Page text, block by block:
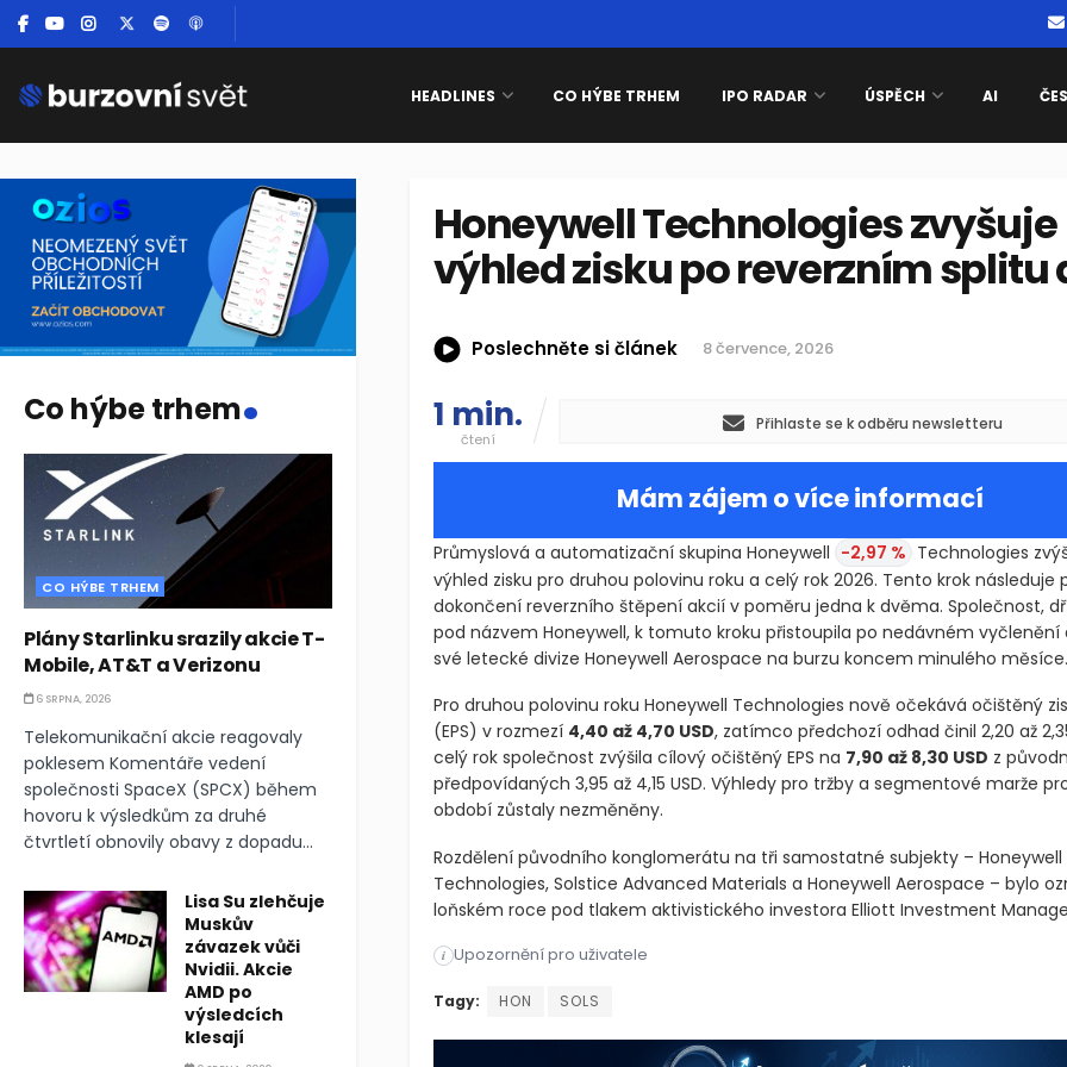
HEADLINES CO HÝBE TRHEM IPO RADAR ÚSPĚCH AI
Honeywell Technologies zvyšuje
výhled zisku po reverzním splitu
Poslechněte si článek 8 července, 2026
1 min.
čtení
Přihlaste se k odběru newsletteru
Mám zájem o více informací
Průmyslová a automatizační skupina Honeywell -2,97 % Technologies
výhled zisku pro druhou polovinu roku a celý rok 2026. Tento krok následuje
dokončení reverzního štěpení akcií v poměru jedna k dvěma. Společnost,
pod názvem Honeywell, k tomuto kroku přistoupila po nedávném vyčlenění
své letecké divize Honeywell Aerospace na burzu koncem minulého měsíce.
Pro druhou polovinu roku Honeywell Technologies nově očekává očištěný
(EPS) v rozmezí 4,40 až 4,70 USD, zatímco předchozí odhad činil 2,20 až
celý rok společnost zvýšila cílový očištěný EPS na 7,90 až 8,30 USD z
předpovídaných 3,95 až 4,15 USD. Výhledy pro tržby a segmentové marže
období zůstaly nezměněny.
Rozdělení původního konglomerátu na tři samostatné subjekty – Honeywell
Technologies, Solstice Advanced Materials a Honeywell Aerospace – bylo
loňském roce pod tlakem aktivistického investora Elliott Investment
Průmyslová a automatizační skupina Honeywell ​ Technologies zvýšila svůj
i Upozornění pro uživatele
Průmyslová a automatizační skupina Honeywell ​ Technologies zvýšila svůj
Tagy: HON SOLS
Co hýbe trhem.
CO HÝBE TRHEM
Plány Starlinku srazily akcie T-
Mobile, AT&T a Verizonu
6 SRPNA, 2026
Telekomunikační akcie reagovaly
poklesem Komentáře vedení
společnosti SpaceX (SPCX) během
hovoru k výsledkům za druhé
čtvrtletí obnovily obavy z dopadu...
Lisa Su zlehčuje
Muskův
závazek vůči
Nvidii. Akcie
AMD po
výsledcích
klesají